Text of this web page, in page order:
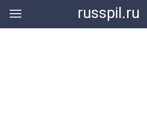
контенту
russpil.ru